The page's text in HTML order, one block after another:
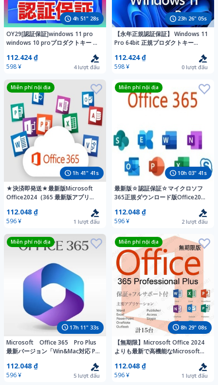
4h 51" 26s
OY29[認証保証]windows 11 pro
windows 10 proプロダクトキー 正
トールHOMEからアップグレード可
能
112.424 ₫
598 ¥ 4lượt đấu
23h 26" 03s
【永年正規認証保証】 Windows 11
Pro 64bit 正規プロダクトキー
トール/HOMEからアップグレード
対応
112.424 ₫
598 ¥ 0 lượt đấu
1h 41" 39 s
Miễn phí nội địa
★決済即発送★最新版Microsoft
Office2024（365 最新版アプリ
対応 PC5台/Mobile5台
112.048 ₫
596 ¥ 1 lượt đấu
10h 03" 39 s
Miễn phí nội địa
最新版☆認証保証☆マイクロソフ
365正規ダウンロード版Office2024
Mac&Win適用
112.048 ₫
596 ¥ 2 lượt đấu
17h 11" 31s
Miễn phí nội địa
Microsoft Office 365 Pro Plus
最新バージョン「Win&Mac対応 PC
応 入金即発送 最新版
112.048 ₫
596 ¥ 5 lượt đấu
8h 29" 06s
Miễn phí nội địa
【無期限】Microsoft Office 2024
よりも最新で高機能なMicrosoft
超充実 - 合計15台 - Win&Mac対応
112.048 ₫
596 ¥ 1 lượt đấu